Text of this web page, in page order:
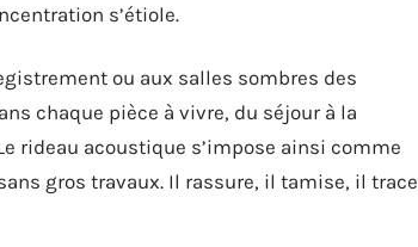
s’étiole.
ou aux salles sombres des
chaque pièce à vivre, du séjour à la
rideau acoustique s’impose ainsi comme
gros travaux. Il rassure, il tamise, il trace